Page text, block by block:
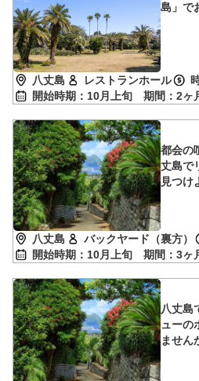
島」で
八丈島 レストランホール
開始時期：10月上旬 期間：2ヶ
都会の
丈島で
見つけ
八丈島 バックヤード（裏方）
開始時期：10月上旬 期間：3ヶ
八丈島
ューの
ません